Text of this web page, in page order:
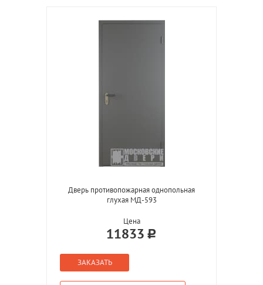
Дверь противопожарная однопольная
глухая МД-593
Цена
11833
ЗАКАЗАТЬ